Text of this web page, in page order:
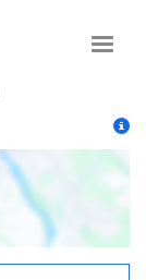
Toggle